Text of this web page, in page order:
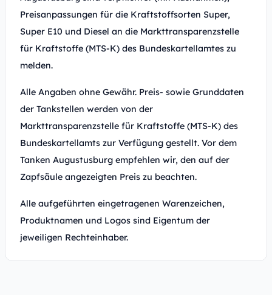
Preisanpassungen für die Kraftstoffsorten Super,
Super E10 und Diesel an die Markttransparenzstelle
für Kraftstoffe (MTS-K) des Bundeskartellamtes zu
melden.
Alle Angaben ohne Gewähr. Preis- sowie Grunddaten
der Tankstellen werden von der
Markttransparenzstelle für Kraftstoffe (MTS-K) des
Bundeskartellamts zur Verfügung gestellt. Vor dem
Tanken Augustusburg empfehlen wir, den auf der
Zapfsäule angezeigten Preis zu beachten.
Alle aufgeführten eingetragenen Warenzeichen,
Produktnamen und Logos sind Eigentum der
jeweiligen Rechteinhaber.